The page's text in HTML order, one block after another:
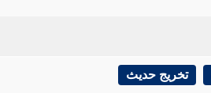
تخريج حديث